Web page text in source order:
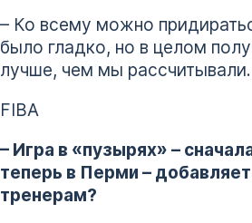
– Ко всему можно
было гладко, но в целом
лучше, чем мы рассчитывали.
FIBA
– Игра в «пузырях» –
теперь в Перми –
тренерам?